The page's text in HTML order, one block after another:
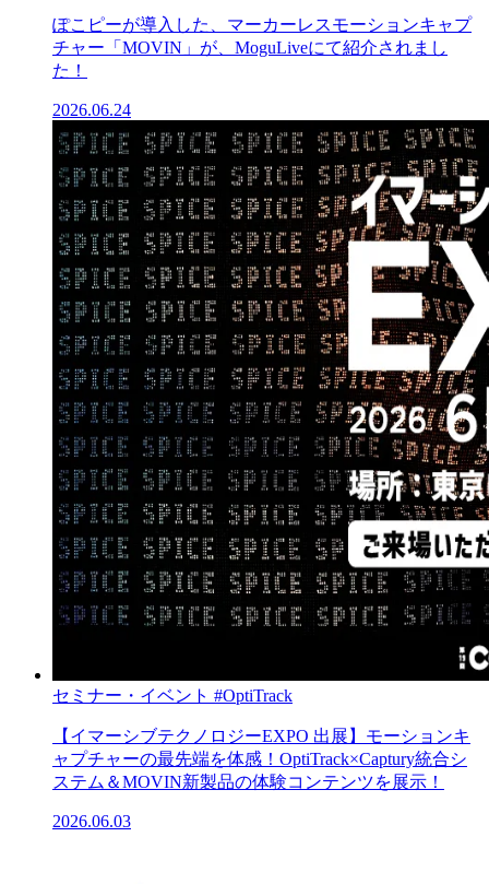
ぽこピーが導入した、マーカーレスモーションキャプ
チャー「MOVIN」が、MoguLiveにて紹介されまし
た！
2026.06.24
セミナー・イベント #OptiTrack
【イマーシブテクノロジーEXPO 出展】モーションキ
ャプチャーの最先端を体感！OptiTrack×Captury統合シ
ステム＆MOVIN新製品の体験コンテンツを展示！
2026.06.03